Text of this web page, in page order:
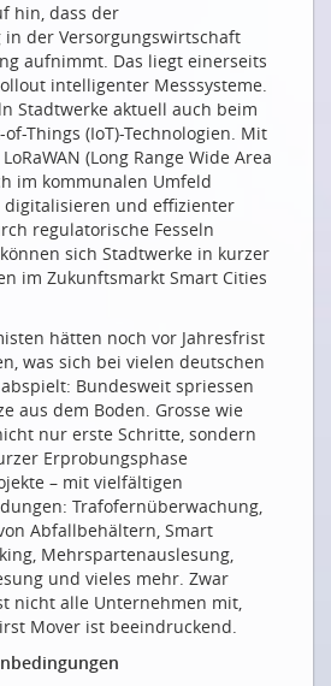
DÖMER, HEAD IOT, SWISSCOM
ein Lexikon
Welt
Cloud
Internet
Grün
ABHEBT
Dinge
nach den Pionierjahren
hin, dass der
der Versorgungswirtschaft
aufnimmt. Das liegt einerseits
intelligenter Messsysteme.
Stadtwerke aktuell auch beim
Things (IoT)-Technologien. Mit
(Long Range Wide Area
im kommunalen Umfeld
digitalisieren und effizienter
regulatorische Fesseln
sich Stadtwerke in kurzer
im Zukunftsmarkt Smart Cities
hätten noch vor Jahresfrist
was sich bei vielen deutschen
Bundesweit spriessen
aus dem Boden. Grosse wie
nur erste Schritte, sondern
Erprobungsphase
– mit vielfältigen
Trafofernüberwachung,
Abfallbehältern, Smart
Mehrspartenauslesung,
und vieles mehr. Zwar
nicht alle Unternehmen mit,
Mover ist beeindruckend.